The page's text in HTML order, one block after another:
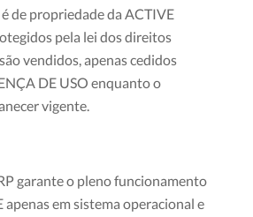
de propriedade da ACTIVE
pela lei dos direitos
vendidos, apenas cedidos
DE USO enquanto o
vigente.
garante o pleno funcionamento
apenas em sistema operacional e